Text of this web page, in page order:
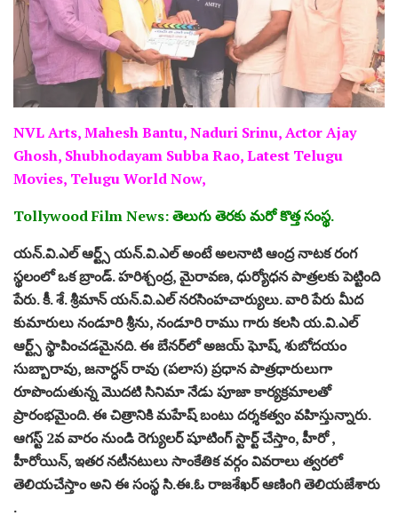
NVL Arts, Mahesh Bantu, Naduri Srinu, Actor Ajay
Ghosh, Shubhodayam Subba Rao, Latest Telugu
Movies, Telugu World Now,
Tollywood Film News: తెలుగు తెరకు మరో కొత్త సంస్థ.
యన్.వి.ఎల్ ఆర్ట్స్ యన్.వి.ఎల్ అంటే అలనాటి ఆంద్ర నాటక రంగ
స్థలంలో ఒక బ్రాండ్. హరిశ్చంద్ర, మైరావణ, ధుర్యోధన పాత్రలకు పెట్టింది
పేరు. కీ. శే. శ్రీమాన్ యన్.వి.ఎల్ నరసింహచార్యులు. వారి పేరు మీద
కుమారులు నండూరి శ్రీను, నండూరి రాము గారు కలసి య.వి.ఎల్
ఆర్ట్స్ స్థాపించడమైనది. ఈ బేన‌ర్‌లో అజయ్ ఘోష్, శుబోదయం
సుబ్బారావు, జనార్ధన్ రావు (పలాస) ప్ర‌ధాన పాత్ర‌ధారులుగా
రూపొందుతున్న‌ మొద‌టి సినిమా నేడు పూజా కార్య‌క్ర‌మాల‌తో
ప్రారంభ‌మైంది. ఈ చిత్రానికి మహేష్ బంటు దర్శకత్వం వ‌హిస్తున్నారు.
ఆగస్ట్ 2వ వారం నుండి రెగ్యులర్ షూటింగ్ స్టార్ట్ చేస్తాం, హీరో ,
హీరోయిన్, ఇత‌ర నటీనటులు సాంకేతిక వర్గం వివ‌రాలు త్వరలో
తెలియచేస్తాం అని ఈ సంస్థ సి.ఈ.ఓ రాజశేఖర్ ఆణింగి తెలియజేశారు
.